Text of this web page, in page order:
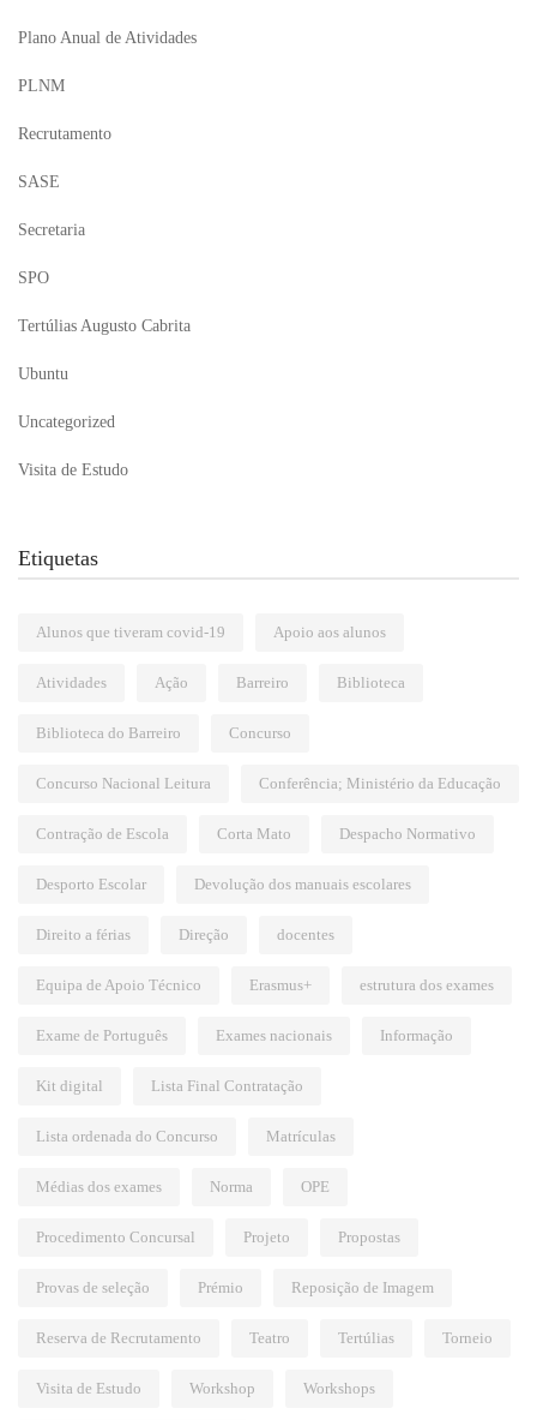
Plano Anual de Atividades
PLNM
Recrutamento
SASE
Secretaria
SPO
Tertúlias Augusto Cabrita
Ubuntu
Uncategorized
Visita de Estudo
Etiquetas
Alunos que tiveram covid-19 Apoio aos alunos
Atividades Ação Barreiro Biblioteca
Biblioteca do Barreiro Concurso
Concurso Nacional Leitura Conferência; Ministério da Educação
Contração de Escola Corta Mato Despacho Normativo
Desporto Escolar Devolução dos manuais escolares
Direito a férias Direção docentes
Equipa de Apoio Técnico Erasmus+ estrutura dos exames
Exame de Português Exames nacionais Informação
Kit digital Lista Final Contratação
Lista ordenada do Concurso Matrículas
Médias dos exames Norma OPE
Procedimento Concursal Projeto Propostas
Provas de seleção Prémio Reposição de Imagem
Reserva de Recrutamento Teatro Tertúlias Torneio
Visita de Estudo Workshop Workshops